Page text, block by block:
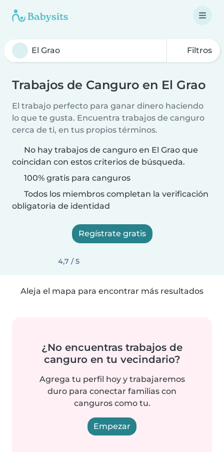
Filtros
Trabajos de Canguro en El Grao
El trabajo perfecto para ganar dinero haciendo
lo que te gusta. Encuentra trabajos de canguro
cerca de ti, en tus propios términos.
No hay trabajos de canguro en El Grao que
coincidan con estos criterios de búsqueda.
100% gratis para canguros
Todos los miembros completan la verificación
obligatoria de identidad
Regístrate gratis
4,7 / 5
Aleja el mapa para encontrar más resultados
¿No encuentras trabajos de
canguro en tu vecindario?
Agrega tu perfil hoy y trabajaremos
duro para conectar familias con
canguros como tu.
Empezar